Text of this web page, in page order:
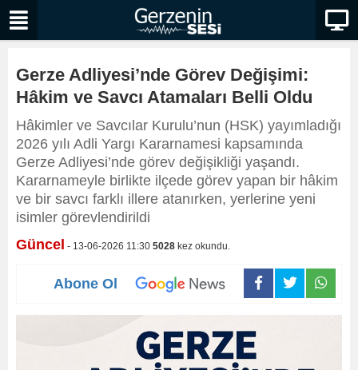
Gerze Adliyesi’nde Görev Değişimi:
Hâkim ve Savcı Atamaları Belli Oldu
Hâkimler ve Savcılar Kurulu’nun (HSK) yayımladığı
2026 yılı Adli Yargı Kararnamesi kapsamında
Gerze Adliyesi’nde görev değişikliği yaşandı.
Kararnameyle birlikte ilçede görev yapan bir hâkim
ve bir savcı farklı illere atanırken, yerlerine yeni
isimler görevlendirildi
Güncel - 13-06-2026 11:30 5028 kez okundu.
Abone Ol